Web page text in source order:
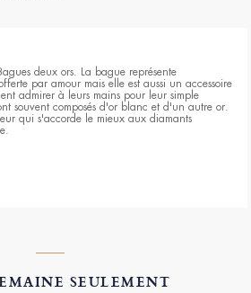
deux ors. La bague représente
par amour mais elle est aussi un accessoire
admirer à leurs mains pour leur simple
souvent composés d'or blanc et d'un autre or.
qui s'accorde le mieux aux diamants
SEULEMENT